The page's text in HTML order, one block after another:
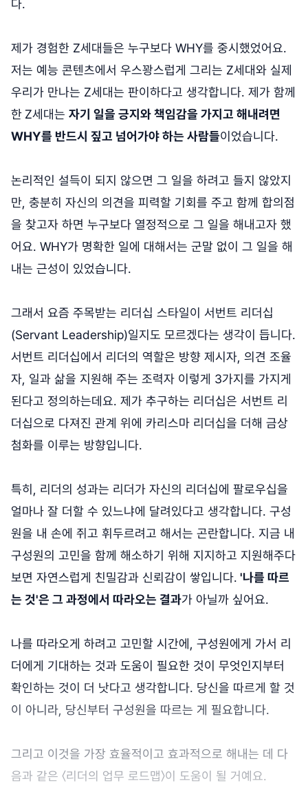
다.
제가 경험한 Z세대들은 누구보다 WHY를 중시했었어요.
저는 예능 콘텐츠에서 우스꽝스럽게 그리는 Z세대와 실제
우리가 만나는 Z세대는 판이하다고 생각합니다. 제가 함께
한 Z세대는 자기 일을 긍지와 책임감을 가지고 해내려면
WHY를 반드시 짚고 넘어가야 하는 사람들이었습니다.
논리적인 설득이 되지 않으면 그 일을 하려고 들지 않았지
만, 충분히 자신의 의견을 피력할 기회를 주고 함께 합의점
을 찾고자 하면 누구보다 열정적으로 그 일을 해내고자 했
어요. WHY가 명확한 일에 대해서는 군말 없이 그 일을 해
내는 근성이 있었습니다.
그래서 요즘 주목받는 리더십 스타일이 서번트 리더십
(Servant Leadership)일지도 모르겠다는 생각이 듭니다.
서번트 리더십에서 리더의 역할은 방향 제시자, 의견 조율
자, 일과 삶을 지원해 주는 조력자 이렇게 3가지를 가지게
된다고 정의하는데요. 제가 추구하는 리더십은 서번트 리
더십으로 다져진 관계 위에 카리스마 리더십을 더해 금상
첨화를 이루는 방향입니다.
특히, 리더의 성과는 리더가 자신의 리더십에 팔로우십을
얼마나 잘 더할 수 있느냐에 달려있다고 생각합니다. 구성
원을 내 손에 쥐고 휘두르려고 해서는 곤란합니다. 지금 내
구성원의 고민을 함께 해소하기 위해 지지하고 지원해주다
보면 자연스럽게 친밀감과 신뢰감이 쌓입니다. '나를 따르
는 것'은 그 과정에서 따라오는 결과가 아닐까 싶어요.
나를 따라오게 하려고 고민할 시간에, 구성원에게 가서 리
더에게 기대하는 것과 도움이 필요한 것이 무엇인지부터
확인하는 것이 더 낫다고 생각합니다. 당신을 따르게 할 것
이 아니라, 당신부터 구성원을 따르는 게 필요합니다.
그리고 이것을 가장 효율적이고 효과적으로 해내는 데 다
음과 같은 〈리더의 업무 로드맵〉이 도움이 될 거예요.